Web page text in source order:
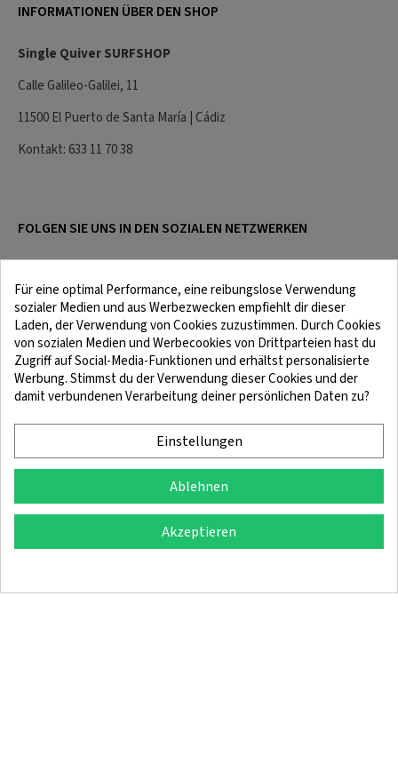
INFORMATIONEN ÜBER DEN SHOP
Single Quiver SURFSHOP
Calle Galileo-Galilei, 11
11500 El Puerto de Santa María | Cádiz
Kontakt: 633 11 70 38
FOLGEN SIE UNS IN DEN SOZIALEN NETZWERKEN
Rechtliche Hinweise
Bedingungen und Konditionen
© 2025 SingleQuiver – Alle Rechte vorbehalten
Für eine optimal Performance, eine reibungslose Verwendung
sozialer Medien und aus Werbezwecken empfiehlt dir dieser
Laden, der Verwendung von Cookies zuzustimmen. Durch Cookies
von sozialen Medien und Werbecookies von Drittparteien hast du
Zugriff auf Social-Media-Funktionen und erhältst personalisierte
Werbung. Stimmst du der Verwendung dieser Cookies und der
damit verbundenen Verarbeitung deiner persönlichen Daten zu?
Einstellungen
Ablehnen
Akzeptieren